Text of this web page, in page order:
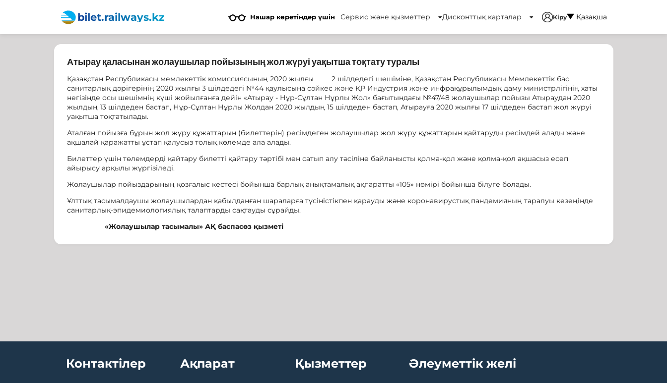
bilet.railways.kz Нашар көретіндер үшін Сервис және қызметтер Дисконттық карталар Кіру Қазақша
Атырау қаласынан жолаушылар пойызының жол жүруі уақытша тоқтату туралы
Қазақстан Республикасы мемлекеттік комиссиясының 2020 жылғы 2 шілдедегі шешіміне, Қазақстан Республикасы Мемлекеттік бас
санитарлық дәрігерінің 2020 жылғы 3 шілдедегі №44 қаулысына сәйкес және ҚР Индустрия және инфрақұрылымдық даму министрлігінің хаты
негізінде осы шешімнің күші жойылғанға дейін «Атырау - Нұр-Сұлтан Нұрлы Жол» бағытындағы №47/48 жолаушылар пойызы Атыраудан 2020
жылдың 13 шілдеден бастап, Нұр-Сұлтан Нұрлы Жолдан 2020 жылдың 15 шілдеден бастап, Атырауға 2020 жылғы 17 шілдеден бастап жол жүруі
уақытша тоқтатылады.
Аталған пойызға бұрын жол жүру құжаттарын (билеттерін) ресімдеген жолаушылар жол жүру құжаттарын қайтаруды ресімдей алады және
ақшалай қаражатты ұстап қалусыз толық көлемде ала алады.
Билеттер үшін төлемдерді қайтару билетті қайтару тәртібі мен сатып алу тәсіліне байланысты қолма-қол және қолма-қол ақшасыз есеп
айырысу арқылы жүргізіледі.
Жолаушылар пойыздарының қозғалыс кестесі бойынша барлық анықтамалық ақпаратты «105» нөмірі бойынша білуге болады.
Ұлттық тасымалдаушы жолаушылардан қабылданған шараларға түсіністікпен қарауды және коронавирустық пандемияның таралуы кезеңінде
санитарлық-эпидемиологиялық талаптарды сақтауды сұрайды.
«Жолаушылар тасымалы» АҚ баспасөз қызметі
Контактілер Ақпарат Қызметтер Әлеуметтік желі